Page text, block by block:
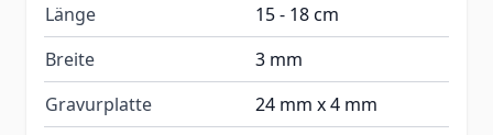
Länge
15 - 18 cm
Breite
3 mm
Gravurplatte
24 mm x 4 mm